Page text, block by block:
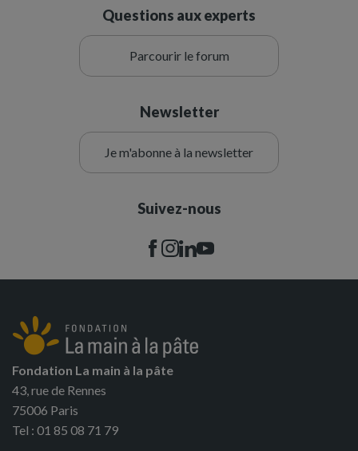
Questions aux experts
Parcourir le forum
Newsletter
Je m'abonne à la newsletter
Suivez-nous
Fondation La main à la pâte
43, rue de Rennes
75006 Paris
Tel : 01 85 08 71 79